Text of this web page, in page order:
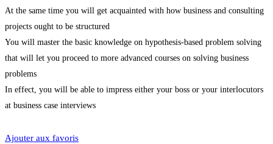
At the same time you will get acquainted with how business and consulting
projects ought to be structured
You will master the basic knowledge on hypothesis-based problem solving
that will let you proceed to more advanced courses on solving business
problems
In effect, you will be able to impress either your boss or your interlocutors
at business case interviews
Ajouter aux favoris